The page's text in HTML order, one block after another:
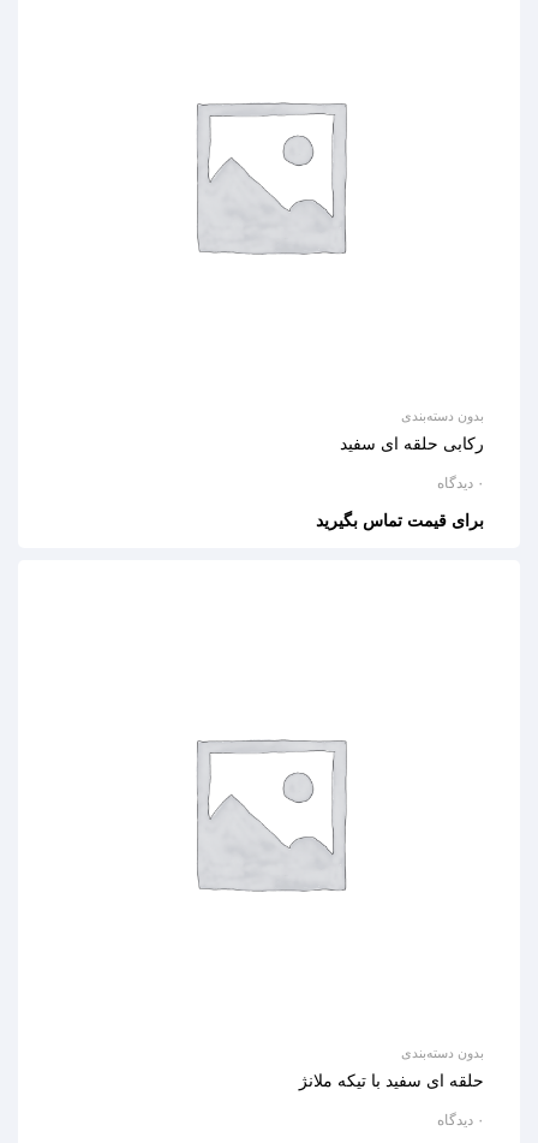
بدون دسته‌بندی
رکابی حلقه ای سفید
۰ دیدگاه
برای قیمت تماس بگیرید
بدون دسته‌بندی
حلقه ای سفید با تیکه ملانژ
۰ دیدگاه